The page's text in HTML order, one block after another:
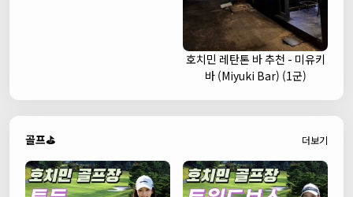
호치민 레탄톤 바 추천 - 미유키
바 (Miyuki Bar) (1군)
골프⛳ 더보기